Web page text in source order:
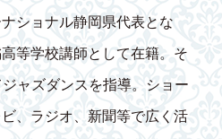
ショナル静岡県代表とな
等学校講師として在籍。そ
ャズダンスを指導。ショー
、ラジオ、新聞等で広く活